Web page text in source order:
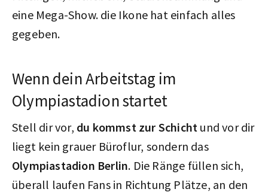
eine Mega-Show. die Ikone hat einfach alles
gegeben.
Wenn dein Arbeitstag im
Olympiastadion startet
Stell dir vor, du kommst zur Schicht und vor dir
liegt kein grauer Büroflur, sondern das
Olympiastadion Berlin. Die Ränge füllen sich,
überall laufen Fans in Richtung Plätze, an den